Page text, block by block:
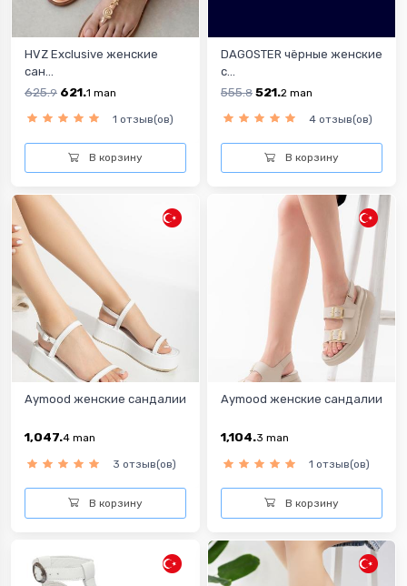
HVZ Exclusive женские
сан...
625.9 621.1 man
1 отзыв(ов)
В корзину
DAGOSTER чёрныe женскиe
с...
555.8 521.2 man
4 отзыв(ов)
В корзину
Aymood женские сандалии
1,047.4 man
3 отзыв(ов)
В корзину
Aymood женские сандалии
1,104.3 man
1 отзыв(ов)
В корзину